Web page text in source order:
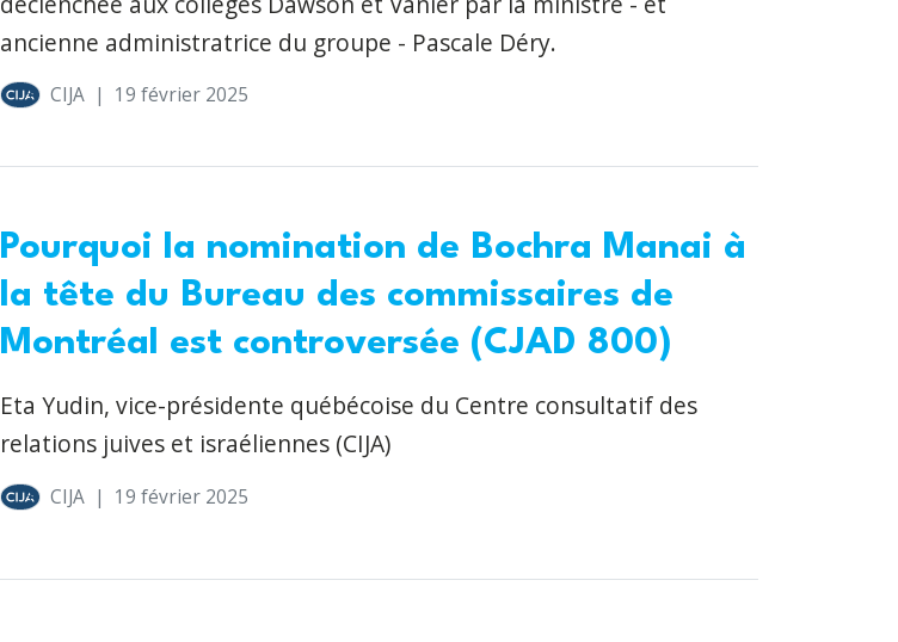
ancienne administratrice du groupe - Pascale Déry.
CIJA | 19 février 2025
Pourquoi la nomination de Bochra Manai à
la tête du Bureau des commissaires de
Montréal est controversée (CJAD 800)
Eta Yudin, vice-présidente québécoise du Centre consultatif des
relations juives et israéliennes (CIJA)
CIJA | 19 février 2025